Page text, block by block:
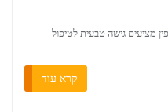
מציעים גישה טבעית לטיפול
קרא עוד